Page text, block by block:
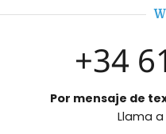
+34
Por mensaje de
Llama